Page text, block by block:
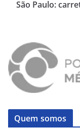
São Paulo:
Quem somos